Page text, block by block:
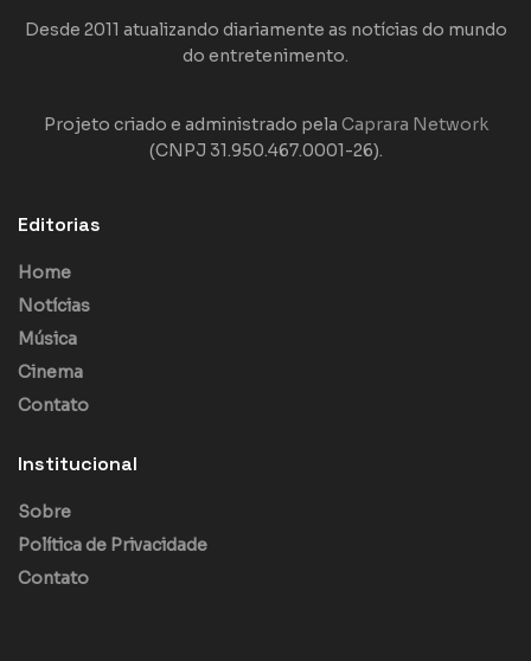
Desde 2011 atualizando diariamente as notícias do mundo
do entretenimento.
Projeto criado e administrado pela Caprara Network
(CNPJ 31.950.467.0001-26).
Editorias
Home
Notícias
Música
Cinema
Contato
Institucional
Sobre
Política de Privacidade
Contato